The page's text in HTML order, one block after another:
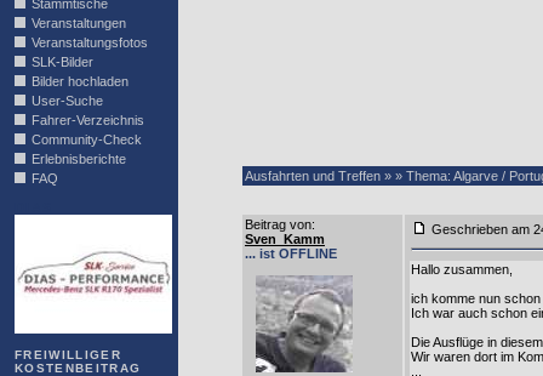
Stammtische
Veranstaltungen
Veranstaltungsfotos
SLK-Bilder
Bilder hochladen
User-Suche
Fahrer-Verzeichnis
Community-Check
Erlebnisberichte
FAQ
FREIWILLIGER
KOSTENBEITRAG
Ausfahrten und Treffen » » Thema: Algarve /
Beitrag von:
Sven_Kamm
... ist OFFLINE
Geschrieben
Hallo zusammen,
ich komme nun
Ich war auch schon
Die Ausflüge in
Wir waren dort im